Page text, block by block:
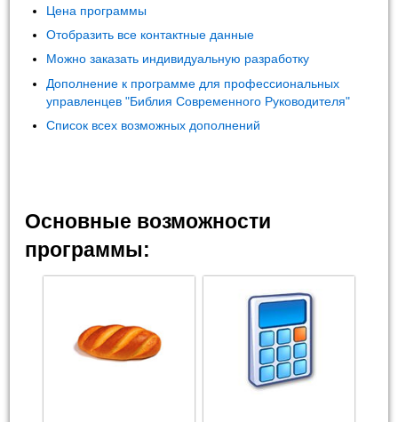
Цена программы
Отобразить все контактные данные
Можно заказать индивидуальную разработку
Дополнение к программе для профессиональных
управленцев "Библия Современного Руководителя"
Список всех возможных дополнений
Основные возможности
программы: